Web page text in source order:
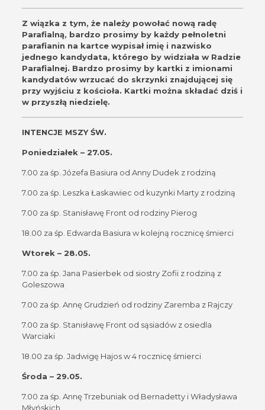
Z wiązka z tym, że należy powołać nową radę
Parafialną, bardzo prosimy by każdy pełnoletni
parafianin na kartce wypisał imię i nazwisko
jednego kandydata, którego by widziała w Radzie
Parafialnej. Bardzo prosimy by kartki z imionami
kandydatów wrzucać do skrzynki znajdującej się
przy wyjściu z kościoła. Kartki można składać dziś i
w przyszłą niedzielę.
INTENCJE MSZY ŚW.
Poniedziałek – 27.05.
7.00 za śp. Józefa Basiura od Anny Dudek z rodziną
7.00 za śp. Leszka Łaskawiec od kuzynki Marty z rodziną
7.00 za śp. Stanisławę Front od rodziny Pierog
18.00 za śp. Edwarda Basiura w kolejną rocznicę śmierci
Wtorek – 28.05.
7.00 za śp. Jana Pasierbek od siostry Zofii z rodziną z
Goleszowa
7.00 za śp. Annę Grudzień od rodziny Zaremba z Rajczy
7.00 za śp. Stanisławę Front od sąsiadów z osiedla
Warciaki
18.00 za śp. Jadwigę Hajos w 4 rocznicę śmierci
Środa – 29.05.
7.00 za śp. Annę Trzebuniak od Bernadetty i Władysława
Młyńskich